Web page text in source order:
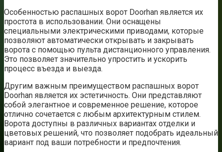
Особенностью распашных ворот Doorhan является их
простота в использовании. Они оснащены
специальными электрическими приводами, которые
позволяют автоматически открывать и закрывать
ворота с помощью пульта дистанционного управления.
Это позволяет значительно упростить и ускорить
процесс въезда и выезда.
Другим важным преимуществом распашных ворот
Doorhan является их эстетичность. Они представляют
собой элегантное и современное решение, которое
отлично сочетается с любым архитектурным стилем.
Ворота доступны в различных вариантах отделки и
цветовых решений, что позволяет подобрать идеальный
вариант под ваши потребности и предпочтения.